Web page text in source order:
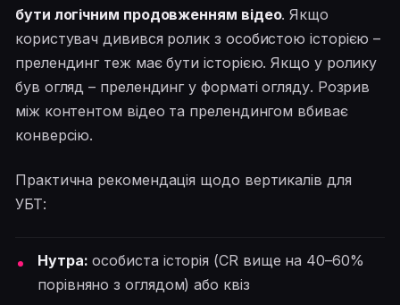
бути логічним продовженням відео. Якщо
користувач дивився ролик з особистою історією –
прелендинг теж має бути історією. Якщо у ролику
був огляд – прелендинг у форматі огляду. Розрив
між контентом відео та прелендингом вбиває
конверсію.
Практична рекомендація щодо вертикалів для
УБТ:
Нутра: особиста історія (CR вище на 40–60%
порівняно з оглядом) або квіз